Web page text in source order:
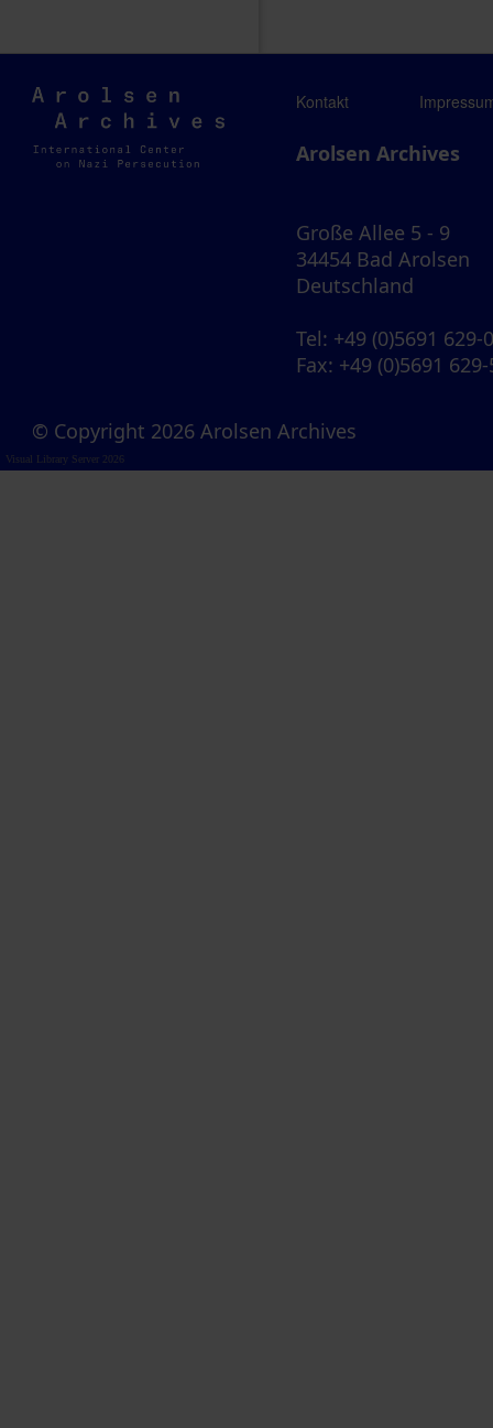
Arolsen
Archives
Kontakt
Arolsen Archives
Große Allee 5 - 9
34454 Bad Arolsen
Deutschland
Tel: +49 (0)5691 629-0
Fax: +49 (0)5691
© Copyright 2026 Arolsen Archives
Visual Library Server 2026